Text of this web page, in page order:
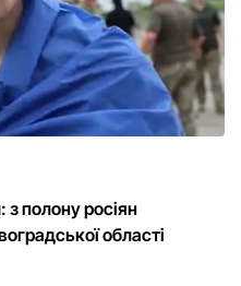
полону росіян
області